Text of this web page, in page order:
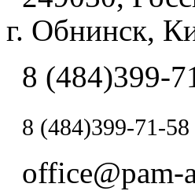
г. Обнинск,
8 (484)399-
8 (484)399-71-
office@pam-